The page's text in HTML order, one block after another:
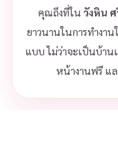
คุณถึงที่ใน วังหิน
ยาวนานในการทำงา
แบบ ไม่ว่าจะเป็นบ้าน
หน้างานฟรี แ